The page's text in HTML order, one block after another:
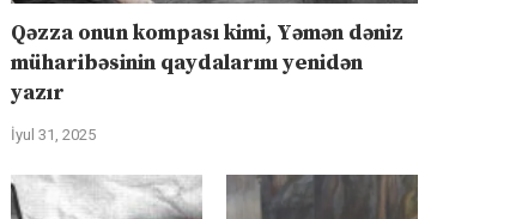
Qəzza onun kompası kimi, Yəmən dəniz
müharibəsinin qaydalarını yenidən
yazır
İyul 31, 2025